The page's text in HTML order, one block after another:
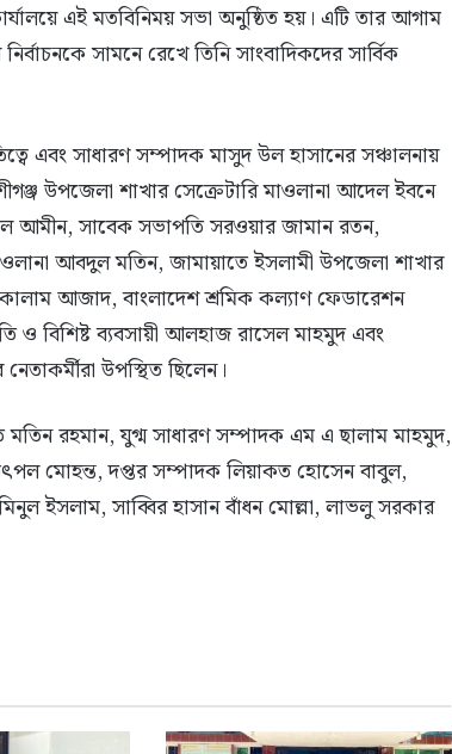
এই মতবিনিময় সভা অনুষ্ঠিত হয়। এটি তার আগাম
সামনে রেখে তিনি সাংবাদিকদের সার্বিক
এবং সাধারণ সম্পাদক মাসুদ উল হাসানের সঞ্চালনায়
উপজেলা শাখার সেক্রেটারি মাওলানা আদেল ইবনে
আমীন, সাবেক সভাপতি সরওয়ার জামান রতন,
আবদুল মতিন, জামায়াতে ইসলামী উপজেলা শাখার
আজাদ, বাংলাদেশ শ্রমিক কল্যাণ ফেডারেশন
বিশিষ্ট ব্যবসায়ী আলহাজ রাসেল মাহমুদ এবং
উপস্থিত ছিলেন।
মতিন রহমান, যুগ্ম সাধারণ সম্পাদক এম এ ছালাম মাহমুদ,
মোহন্ত, দপ্তর সম্পাদক লিয়াকত হোসেন বাবুল,
ইসলাম, সাব্বির হাসান বাঁধন মোল্লা, লাভলু সরকার